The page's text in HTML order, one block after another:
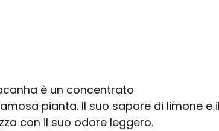
è un concentrato
pianta. Il suo sapore di limone e
con il suo odore leggero.